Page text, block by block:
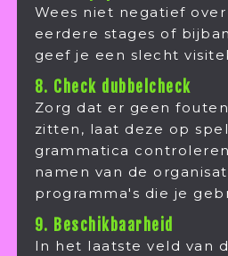
Wees niet negatief
eerdere stages of
geef je een slecht
8. Check dubbelcheck
Zorg dat er geen
zitten, laat deze op
grammatica
namen van de
programma's die je
9. Beschikbaarheid
In het laatste veld van